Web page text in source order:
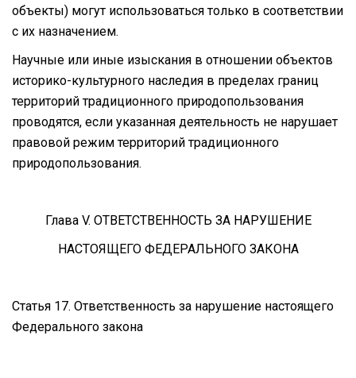
объекты) могут использоваться только в соответствии
с их назначением.
Научные или иные изыскания в отношении объектов
историко-культурного наследия в пределах границ
территорий традиционного природопользования
проводятся, если указанная деятельность не нарушает
правовой режим территорий традиционного
природопользования.
Глава V. ОТВЕТСТВЕННОСТЬ ЗА НАРУШЕНИЕ
НАСТОЯЩЕГО ФЕДЕРАЛЬНОГО ЗАКОНА
Статья 17. Ответственность за нарушение настоящего
Федерального закона